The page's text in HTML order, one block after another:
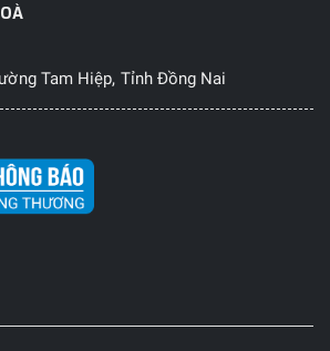
Tam Hiệp, Tỉnh Đồng Nai